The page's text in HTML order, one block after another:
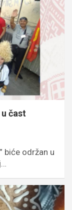
u čast
biće održan u